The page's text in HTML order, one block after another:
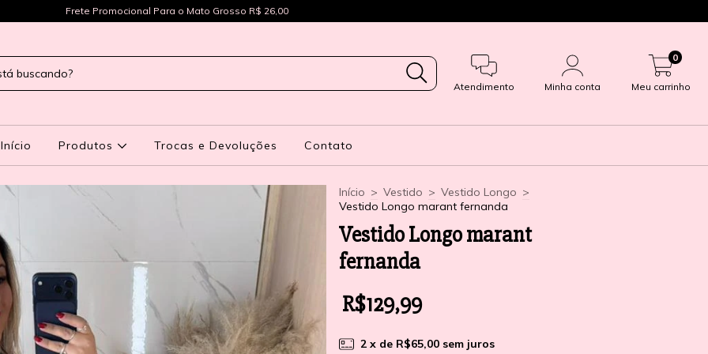
Frete Promocional Para o Mato Grosso R$ 26,00
Atendimento Minha conta Meu carrinho
0
Início Produtos Trocas e Devoluções Contato
Início > Vestido > Vestido Longo >
Vestido Longo marant fernanda
Vestido Longo marant
fernanda
R$129,99
2 x de R$65,00 sem juros